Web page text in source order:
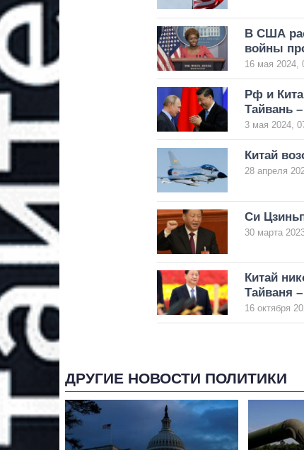
В США
войны
16 мая 2024,
Рф и
Тайвань
3 мая 2024,
Китай
28 апреля
Си
30 марта
Китай
Тайваня
16 октября
ДРУГИЕ НОВОСТИ ПОЛИТИКИ